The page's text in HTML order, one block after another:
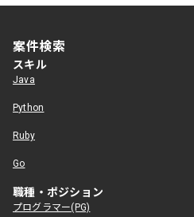
案件検索
スキル
Java
Python
Ruby
Go
職種・ポジション
プログラマー(PG)